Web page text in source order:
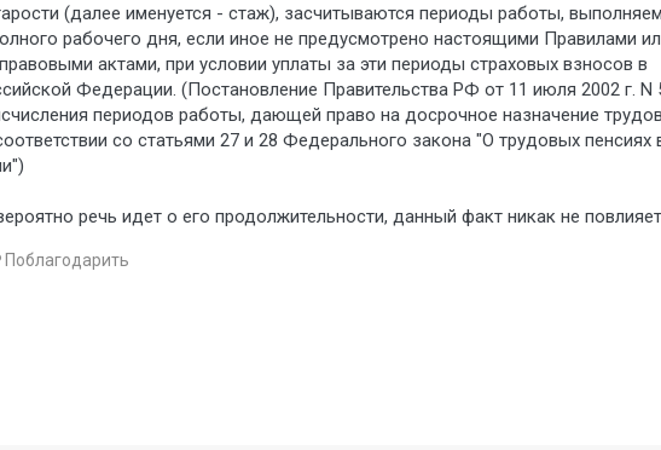
(далее именуется - стаж), засчитываются периоды работы,
рабочего дня, если иное не предусмотрено настоящими Правилами
актами, при условии уплаты за эти периоды страховых взносов в
Федерации. (Постановление Правительства РФ от 11 июля 2002 г. N
периодов работы, дающей право на досрочное назначение
со статьями 27 и 28 Федерального закона "О трудовых пенсиях
речь идет о его продолжительности, данный факт никак не повлияет.
Поблагодарить